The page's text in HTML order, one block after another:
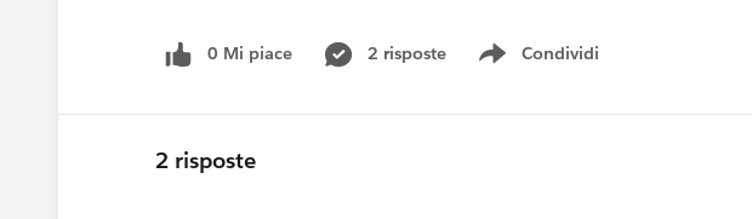
0 Mi piace 2 risposte Condividi
Show menu
2 risposte